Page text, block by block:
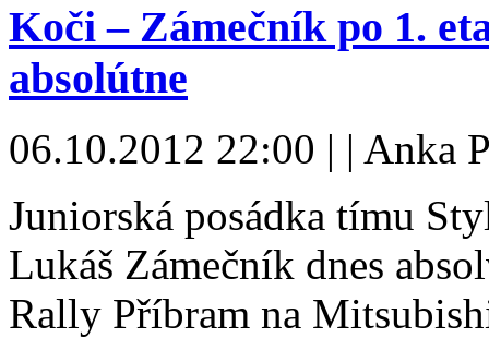
Koči – Zámečník po 1.
absolútne
06.10.2012 22:00 | | Anka
Juniorská posádka tímu
Lukáš Zámečník dnes
Rally Příbram na